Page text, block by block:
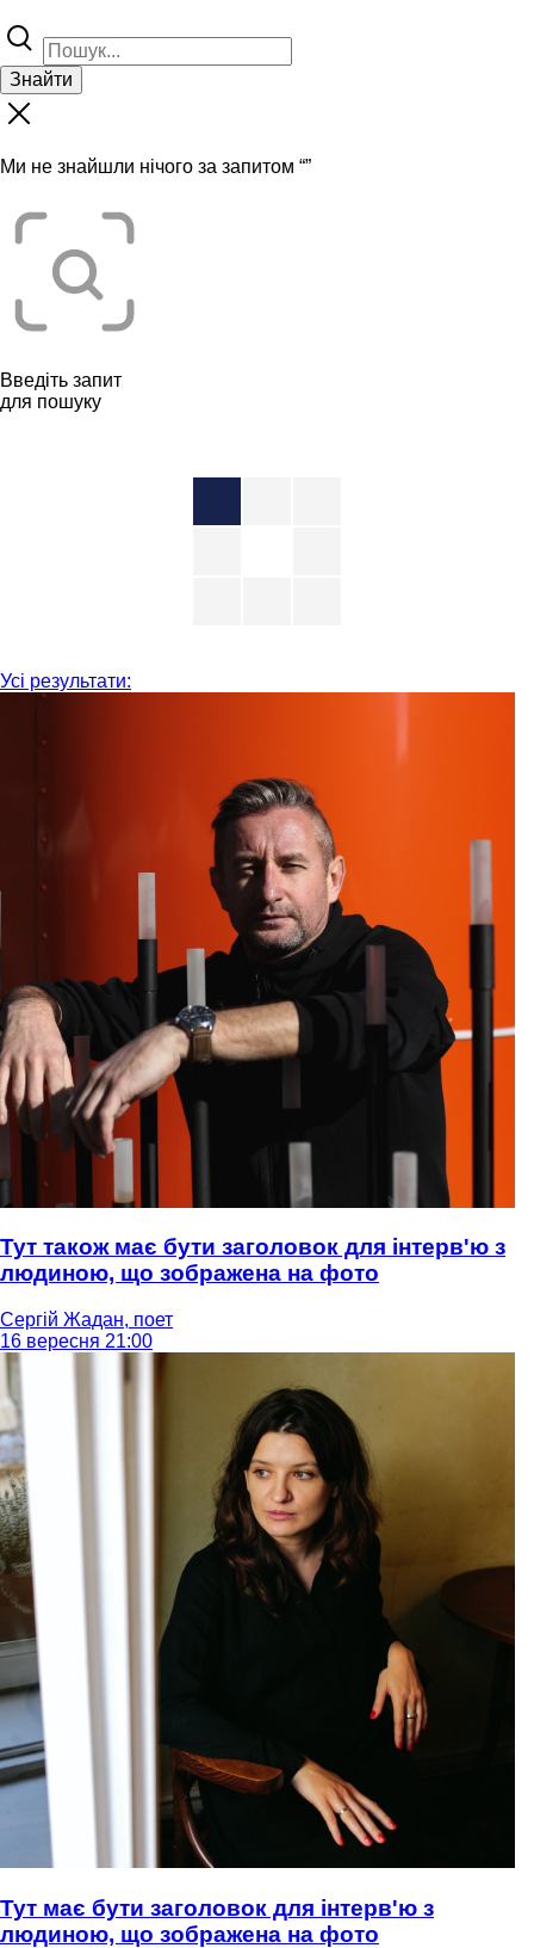
Знайти
Ми не знайшли нічого за запитом “”
Введіть запит
для пошуку
Усі результати:
Тут також має бути заголовок для інтерв'ю з
людиною, що зображена на фото
Сергій Жадан, поет
16 вересня 21:00
Тут має бути заголовок для інтерв'ю з
людиною, що зображена на фото